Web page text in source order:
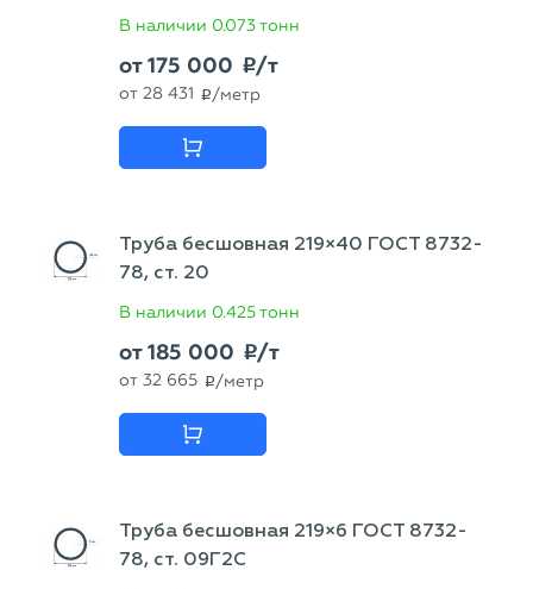
В наличии 0.073 тонн
от175 000 p/т
от 28 431 p /метр
Труба бесшовная 219×40 ГОСТ 8732-
78, ст. 20
В наличии 0.425 тонн
от185 000 p/т
от 32 665 p /метр
Труба бесшовная 219×6 ГОСТ 8732-
78, ст. 09Г2С